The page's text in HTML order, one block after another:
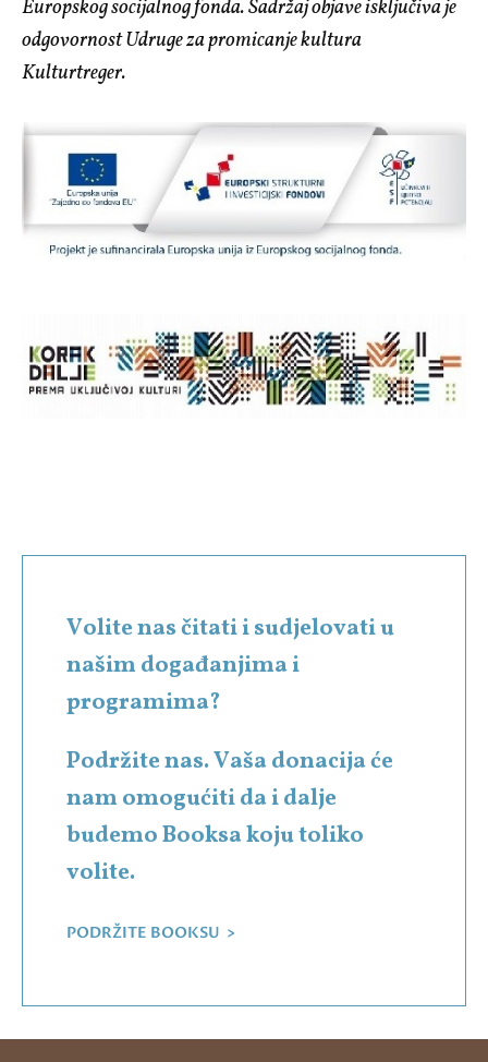
Europskog socijalnog fonda. Sadržaj objave isključiva je
odgovornost Udruge za promicanje kultura
Kulturtreger.
Volite nas čitati i sudjelovati u
našim događanjima i
programima?
Podržite nas. Vaša donacija će
nam omogućiti da i dalje
budemo Booksa koju toliko
volite.
PODRŽITE BOOKSU >